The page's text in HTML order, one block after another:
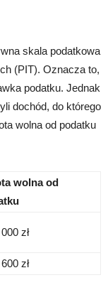
skala podatkowa
(PIT). Oznacza to,
podatku. Jednak
dochód, do którego
wolna od podatku
wolna od
zł
zł